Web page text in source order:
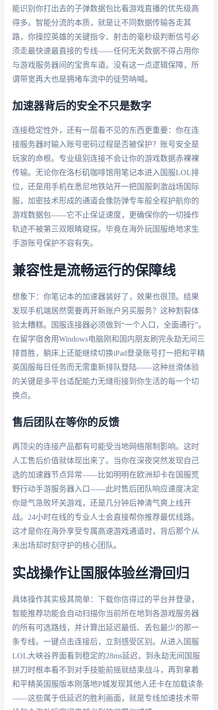
能识别你打出去的子弹数据包比看游戏直播的优先级高
得多。智能分流的本质，就是让不同数据传输各走其
路，你操控英雄的关键指令、射击的毫秒级判断信号必
须走最快速最直接的专线——任何无关数据不得占用你
与游戏服务器间的宝贵车道。没有这一点逻辑保障，所
谓带宽再大也是拥堵车流中的徒劳呐喊。
加速器背后的安全不只是数字
连接稳定性外，还有一层看不见的东西更重要：你在连
接服务器时输入账号密码过程是否被保护？账号安全是
玩家的命根。专业级别连接不会让你的游戏数据赤裸裸
传输。无论你在洛杉矶咖啡馆用笔记本进入国服LOL排
位，还是用手机在悉尼地铁站开一把国服刺激战场国际
服，加密技术形成的通道会像防弹专车般全程护航你的
游戏数据包——它不止保证速度，更确保你的一切操作
轨迹不被第三双眼睛窥探。毕竟在海外玩国服绝地求生
手游账号保护不容有失。
兼容性是流畅运行的保障线
想象下：你笔记本的加速器装好了，效果也很顶。结果
发现手机端居然需要再开新账户另买服务？这种割裂体
验太糟糕。国服连接器必须做到“一个入口，全面通行”。
在留学宿舍用Windows电脑刚和国内朋友刷完永劫无间三
排首胜，躺床上还能继续切换iPad登录账号打一把和平精
英国服每日任务而无需重新排队登陆——这种丝滑体验
的关键是多平台适配能力无缝衔接到你生活的每一个切
换点。
售后团队在等你的反馈
再顶尖的连接产品都有可能受当地网络限制影响。这时
人工售后价值就体现出来了。当你在深夜突然发现自己
选的加速器节点异常——比如明明在欧洲却卡在国服荒
野行动手游服务器入口——此时售后团队响应速度决定
你是气急败坏关游戏，还是几分钟后神清气爽上线开
战。24小时在线的专业人士会直接帮你推荐最优线路。
这才是你在海外享受专属高速游戏通道时，背后那个从
未出场却时刻守护的核心团队。
实战操作让国服体验丝滑回归
具体操作其实极其简单：下载你信得过的平台并登录，
智能推荐功能会自动扫描你当前所在地到各游戏服务器
的所有可选路线，并计算出延迟最低、丢包最少的那一
条专线。一键点击连接后，立刻感受区别。从进入国服
LOL大峡谷界面看到稳定的28ms延迟，到永劫无间国服
拼刀时根本看不到对手技能前摇就结束战斗，再到拿着
和平精英国服版本刚落地P城发现其他人还卡在加载读条
——这些属于低延迟的胜利画面，就是专线加速技术带